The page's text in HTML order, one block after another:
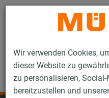
Wir verwenden Cookies,
dieser Website zu
zu personalisieren,
bereitzustellen und